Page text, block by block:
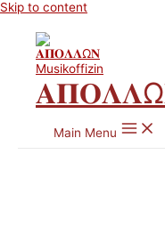
Skip to content
Main Menu